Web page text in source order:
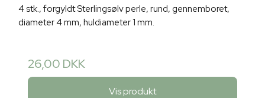
4 stk., forgyldt Sterlingsølv perle, rund, gennemboret,
diameter 4 mm, huldiameter 1 mm.
26,00 DKK
Vis produkt